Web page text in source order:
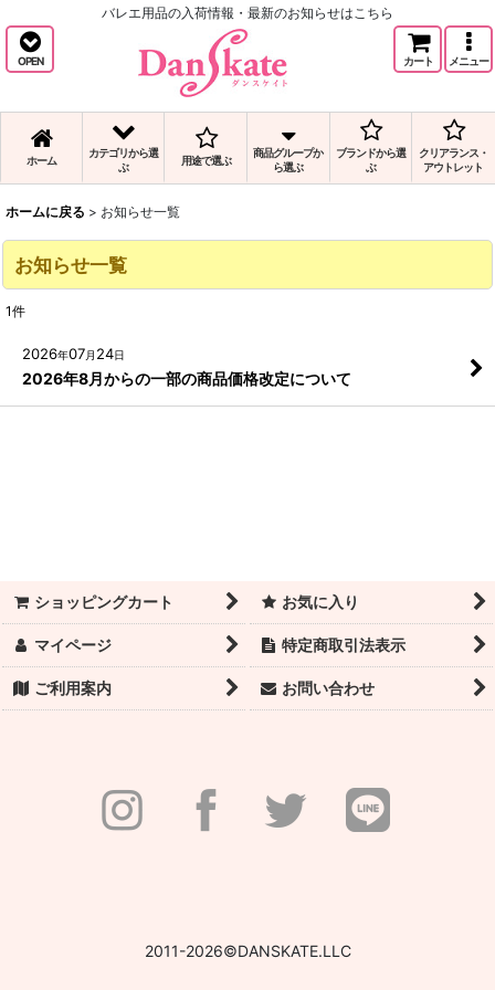
バレエ用品の入荷情報・最新のお知らせはこちら
OPEN カート メニュー
ホーム
カテゴリから選
ぶ
用途で選ぶ
商品グループか
ら選ぶ
ブランドから選
ぶ
クリアランス・
アウトレット
ホームに戻る > お知らせ一覧
お知らせ一覧
1件
2026年07月 24日
2026年8月からの一部の商品価格改定について
ショッピングカート お気に入り
マイページ 特定商取引法表示
ご利用案内 お問い合わせ
2011-2026©DANSKATE.LLC